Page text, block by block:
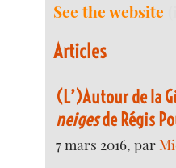
See the website
Articles
(L’)Autour de la
neigesde Régis
7 mars 2016, par